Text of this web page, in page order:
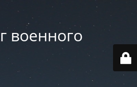
военного